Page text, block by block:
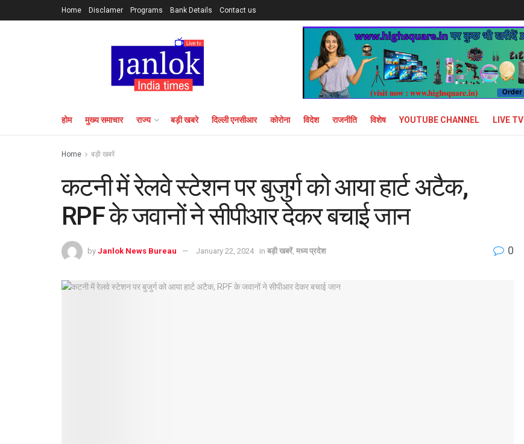
Home Disclamer Programs Bank Details Contact us
होम मुख्य समाचार राज्य बड़ी खबरे दिल्ली एनसीआर कोरोना विदेश राजनीति विशेष YOUTUBE CHANNEL LIVE TV
Home बड़ी खबरें
कटनी में रेलवे स्टेशन पर बुजुर्ग को आया हार्ट अटैक,
RPF के जवानों ने सीपीआर देकर बचाई जान
by Janlok News Bureau January 22, 2024 in बड़ी खबरें, मध्य प्रदेश 0